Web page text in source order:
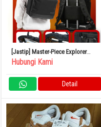
[Jastip] Master-Piece Explorer
2WAY Backpack
Hubungi Kami
Detail